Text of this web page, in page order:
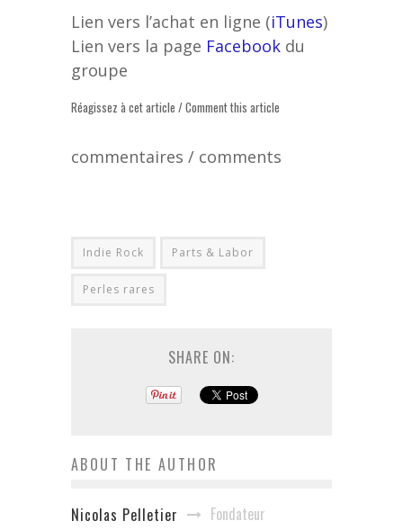
Lien vers l’achat en ligne (iTunes)
Lien vers la page Facebook du
groupe
Réagissez à cet article / Comment this article
commentaires / comments
Indie Rock Parts & Labor
Perles rares
SHARE ON:
ABOUT THE AUTHOR
Nicolas Pelletier Fondateur